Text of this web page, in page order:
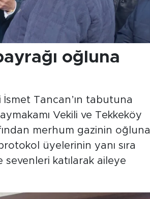
oğluna
İsmet Tancan’ın tabutuna
Vekili ve Tekkeköy
merhum gazinin oğluna
üyelerinin yanı sıra
sevenleri katılarak aileye